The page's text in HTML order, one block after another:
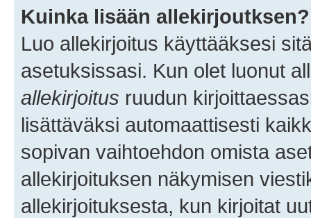
Kuinka lisään allekirjoutksen?
Luo allekirjoitus käyttääksesi
asetuksissasi. Kun olet luonut
allekirjoitus ruudun
lisättäväksi automaattisesti
sopivan vaihtoehdon omista
allekirjoituksen näkymisen
allekirjoituksesta, kun kirjoitat